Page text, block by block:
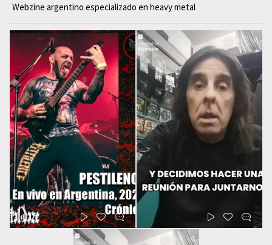
Webzine argentino especializado en heavy metal